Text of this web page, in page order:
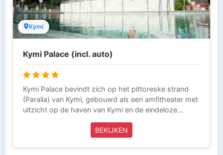
verblijf en taxi-transfers (of huurauto afhankelijk van
de keuze die je maakt). Griekse Gids Reizen is
aangesloten bij ANVR, SGR en het
Calamiteitenfonds. Wij zijn voor onze klanten die in
343-218014) en laten niets over aan het toeval. Zo
Kymi
Kymi Palace (incl. auto)
Kymi Palace bevindt zich op het pittoreske strand
(Paralia) van Kymi, gebouwd als een amfitheater met
uitzicht op de haven van Kymi en de eindeloze
BEKIJKEN